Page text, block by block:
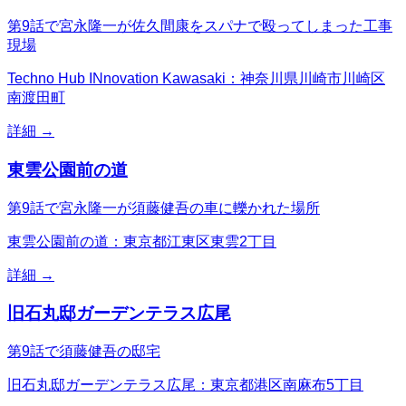
第9話で宮永隆一が佐久間康をスパナで殴ってしまった工事
現場
Techno Hub INnovation Kawasaki：神奈川県川崎市川崎区
南渡田町
詳細 →
東雲公園前の道
第9話で宮永隆一が須藤健吾の車に轢かれた場所
東雲公園前の道：東京都江東区東雲2丁目
詳細 →
旧石丸邸ガーデンテラス広尾
第9話で須藤健吾の邸宅
旧石丸邸ガーデンテラス広尾：東京都港区南麻布5丁目